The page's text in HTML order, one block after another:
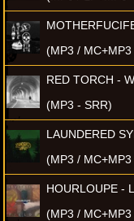
(MP3 /
RED TORCH -
(MP3 - SRR)
LAUNDERED
(MP3 /
HOURLOUPE -
(MP3 /